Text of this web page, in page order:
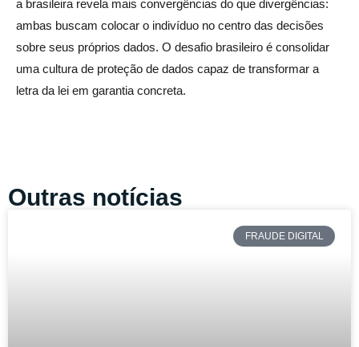
a brasileira revela mais convergências do que divergências:
ambas buscam colocar o indivíduo no centro das decisões
sobre seus próprios dados. O desafio brasileiro é consolidar
uma cultura de proteção de dados capaz de transformar a
letra da lei em garantia concreta.
Outras notícias
FRAUDE DIGITAL